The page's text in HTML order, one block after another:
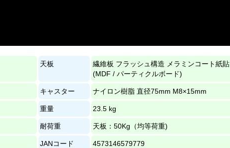
天板
繊維板 フラッシュ構造 メラミンコート紙貼
(MDF / パーティクルボード)
キャスター ナイロン樹脂 直径75mm M8×15mm
重量 23.5 kg
耐荷重 天板：50Kg（均等荷重)
JANコード 4573146579779